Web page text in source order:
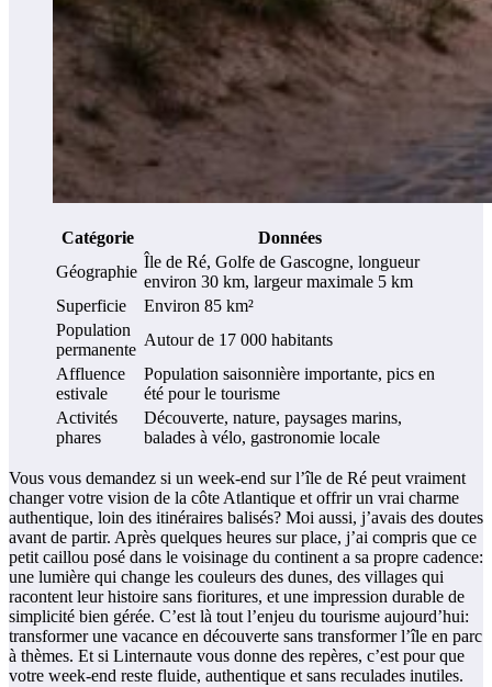
Catégorie
Données
Géographie
Île de Ré, Golfe de Gascogne, longueur
environ 30 km, largeur maximale 5 km
Superficie
Environ 85 km²
Population
permanente
Autour de 17 000 habitants
Affluence
estivale
Population saisonnière importante, pics en
été pour le tourisme
Activités
phares
Découverte, nature, paysages marins,
balades à vélo, gastronomie locale
Vous vous demandez si un week-end sur l’île de Ré peut vraiment
changer votre vision de la côte Atlantique et offrir un vrai charme
authentique, loin des itinéraires balisés? Moi aussi, j’avais des doutes
avant de partir. Après quelques heures sur place, j’ai compris que ce
petit caillou posé dans le voisinage du continent a sa propre cadence:
une lumière qui change les couleurs des dunes, des villages qui
racontent leur histoire sans fioritures, et une impression durable de
simplicité bien gérée. C’est là tout l’enjeu du tourisme aujourd’hui:
transformer une vacance en découverte sans transformer l’île en parc
à thèmes. Et si Linternaute vous donne des repères, c’est pour que
votre week-end reste fluide, authentique et sans reculades inutiles.